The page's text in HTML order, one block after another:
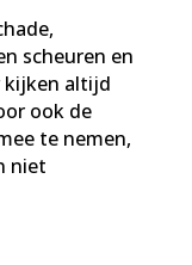
scheuren en
kijken altijd
ook de
te nemen,
niet